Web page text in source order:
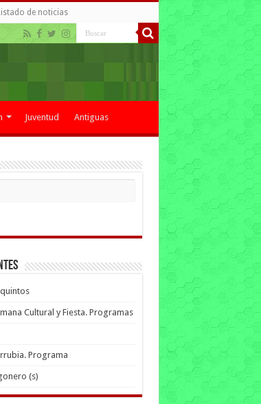
de noticias
Juventud Antiguas
Cultural y Fiesta. Programas
Programa
(s)